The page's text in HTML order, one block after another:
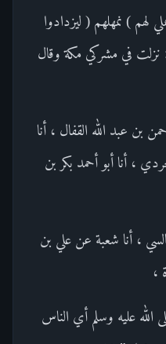
لهم ) نمهلهم ( ليزدادوا
نزلت في مشركي مكة وقال
بن عبد الله القفال ، أنا
، أنا أبو أحمد بكر بن
، أنا شعبة عن علي بن
،
عليه وسلم أي الناس